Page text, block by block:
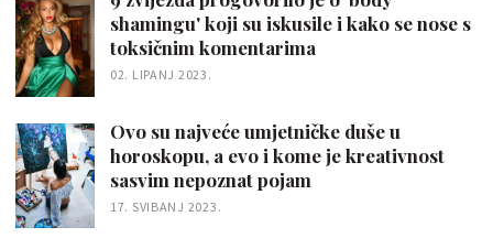
shamingu' koji su iskusile i kako se nose s
toksičnim komentarima
02. LIPANJ 2023.
Ovo su najveće umjetničke duše u
horoskopu, a evo i kome je kreativnost
sasvim nepoznat pojam
17. SVIBANJ 2023.